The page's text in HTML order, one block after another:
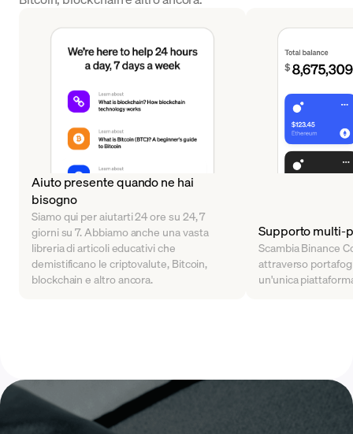
Aiuto presente quando ne hai
bisogno
Siamo qui per aiutarti 24 ore su 24, 7
giorni su 7. Abbiamo anche una vasta
libreria di articoli educativi che
demistificano le criptovalute, Bitcoin,
blockchain e altro ancora.
Supporto multi-
Scambia Binance
attraverso
un'unica